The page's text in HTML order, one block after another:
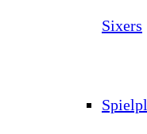
Sixers